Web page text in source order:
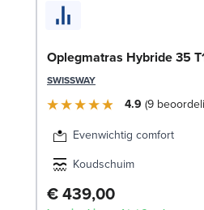
Oplegmatras Hybride 35
SWISSWAY
4.9 9
Evenwichtig comfort
Koudschuim
€ 439,00